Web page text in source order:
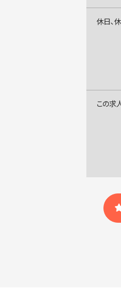
休日、
この求